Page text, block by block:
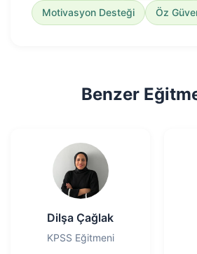
Motivasyon Desteği Öz
Benzer
Dilşa Çağlak
KPSS Eğitmeni